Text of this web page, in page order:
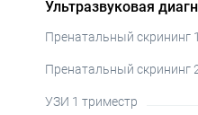
Ультразвуковая
Пренатальный скрининг
Пренатальный скрининг
УЗИ 1 триместр